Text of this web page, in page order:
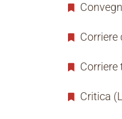
Corriere
Critica